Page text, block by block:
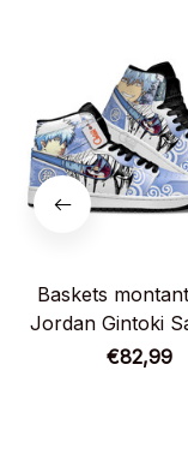
Baskets
Jordan Gintoki
Chaussures
€82,99